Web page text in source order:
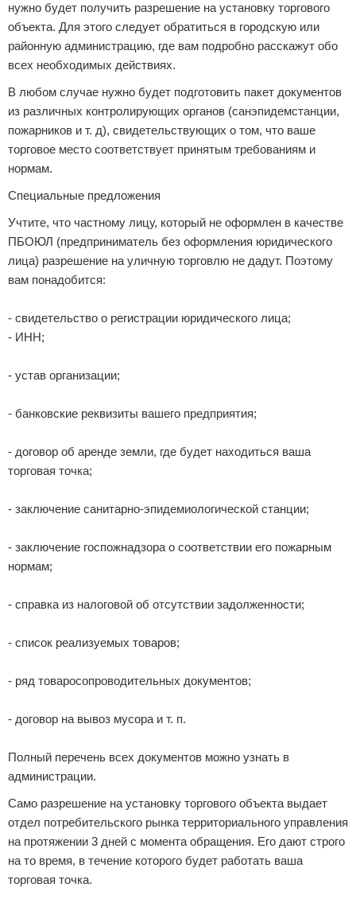
нужно будет получить разрешение на установку торгового
объекта. Для этого следует обратиться в городскую или
районную администрацию, где вам подробно расскажут обо
всех необходимых действиях.
В любом случае нужно будет подготовить пакет документов
из различных контролирующих органов (санэпидемстанции,
пожарников и т. д), свидетельствующих о том, что ваше
торговое место соответствует принятым требованиям и
нормам.
Специальные предложения
Учтите, что частному лицу, который не оформлен в качестве
ПБОЮЛ (предприниматель без оформления юридического
лица) разрешение на уличную торговлю не дадут. Поэтому
вам понадобится:
- свидетельство о регистрации юридического лица;
- ИНН;
- устав организации;
- банковские реквизиты вашего предприятия;
- договор об аренде земли, где будет находиться ваша
торговая точка;
- заключение санитарно-эпидемиологической станции;
- заключение госпожнадзора о соответствии его пожарным
нормам;
- справка из налоговой об отсутствии задолженности;
- список реализуемых товаров;
- ряд товаросопроводительных документов;
- договор на вывоз мусора и т. п.
Полный перечень всех документов можно узнать в
администрации.
Само разрешение на установку торгового объекта выдает
отдел потребительского рынка территориального управления
на протяжении 3 дней с момента обращения. Его дают строго
на то время, в течение которого будет работать ваша
торговая точка.